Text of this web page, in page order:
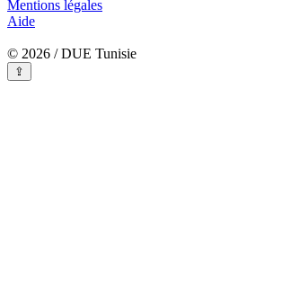
Mentions légales
Aide
© 2026 / DUE Tunisie
⇪